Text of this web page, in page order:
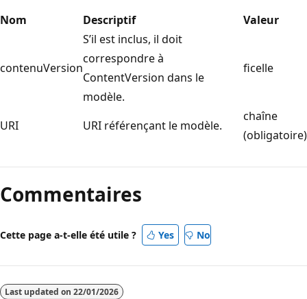
Nom Descriptif Valeur
contenuVersion
S’il est inclus, il doit
correspondre à
ContentVersion dans le
modèle.
ficelle
URI URI référençant le modèle.
chaîne
(obligatoire)
Commentaires
Cette page a-t-elle été utile ? Yes No
Last updated on 22/01/2026